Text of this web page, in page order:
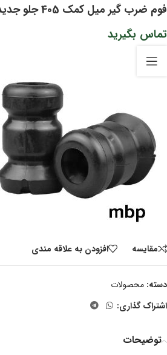
فوم ضرب گیر میل کمک 405 جلو جدید باگارانتی
تماس بگیرید
مقايسه افزودن به علاقه مندی
دسته: محصولات
اشتراک گذاری:
توضیحات